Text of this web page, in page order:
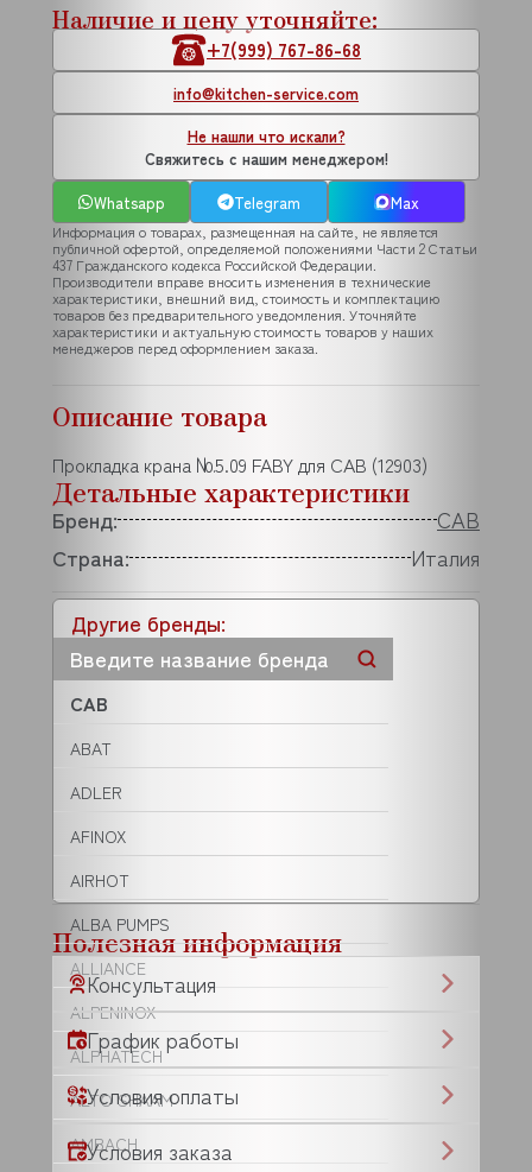
Другие бренды:
CAB
ABAT
ADLER
AFINOX
AIRHOT
ALBA PUMPS
ALLIANCE
ALPENINOX
ALPHATECH
ALTO SHAAM
AMBACH
Наличие и цену уточняйте:
+7(999) 767-86-68
info@kitchen-service.com
Не нашли что искали?
Свяжитесь с нашим менеджером!
Whatsapp
Telegram Max
Информация о товарах, размещенная на сайте, не является
публичной офертой, определяемой положениями Части 2 Статьи
437 Гражданского кодекса Российской Федерации.
Производители вправе вносить изменения в технические
характеристики, внешний вид, стоимость и комплектацию
товаров без предварительного уведомления. Уточняйте
характеристики и актуальную стоимость товаров у наших
менеджеров перед оформлением заказа.
Описание товара
Прокладка крана №5.09 FABY для CAB (12903)
Детальные характеристики
Бренд:
CAB
Страна:
Италия
Полезная информация
Консультация
График работы
Условия оплаты
Условия заказа